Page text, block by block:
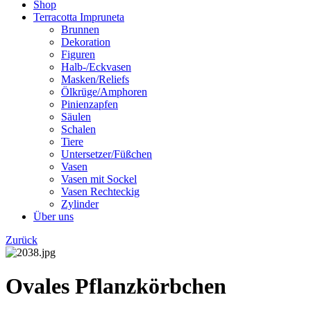
Shop
Terracotta Impruneta
Brunnen
Dekoration
Figuren
Halb-/Eckvasen
Masken/Reliefs
Ölkrüge/Amphoren
Pinienzapfen
Säulen
Schalen
Tiere
Untersetzer/Füßchen
Vasen
Vasen mit Sockel
Vasen Rechteckig
Zylinder
Über uns
Zurück
Ovales Pflanzkörbchen